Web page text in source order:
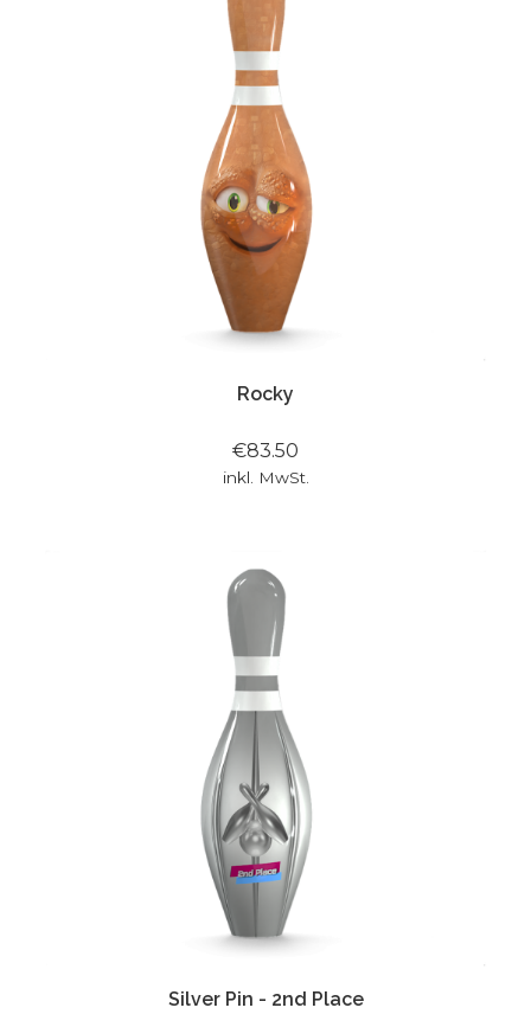
Rocky
€83.50
inkl. MwSt.
Silver Pin - 2nd Place